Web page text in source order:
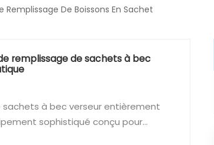
Remplissage De Boissons En Sachet
remplissage de sachets à bec
sachets à bec verseur entièrement
sophistiqué conçu pour
pour le remplissage et le